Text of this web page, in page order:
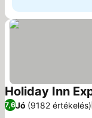
Holiday Inn
7,6Jó (9182 értékelés)